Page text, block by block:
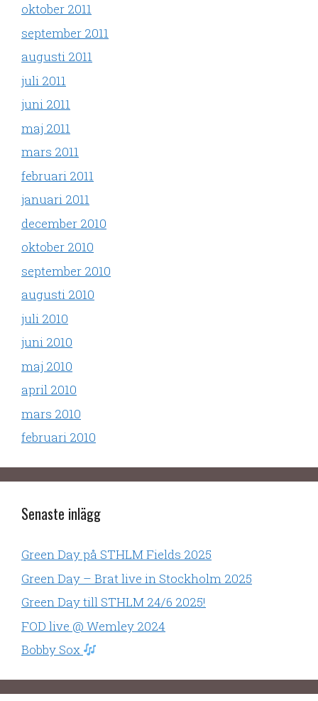
oktober 2011
september 2011
augusti 2011
juli 2011
juni 2011
maj 2011
mars 2011
februari 2011
januari 2011
december 2010
oktober 2010
september 2010
augusti 2010
juli 2010
juni 2010
maj 2010
april 2010
mars 2010
februari 2010
Senaste inlägg
Green Day på STHLM Fields 2025
Green Day – Brat live in Stockholm 2025
Green Day till STHLM 24/6 2025!
FOD live @ Wemley 2024
Bobby Sox